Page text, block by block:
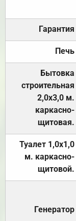
Гарантия
Печь
Бытовка
строительная
2,0х3,0 м.
каркасно-
щитовая.
Туалет 1,0х1,0
м. каркасно-
щитовой.
Генератор